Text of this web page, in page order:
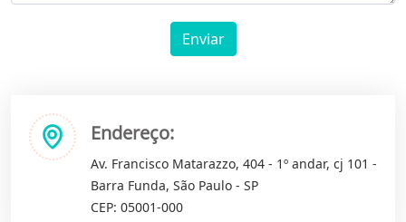
Enviar
Endereço:
Av. Francisco Matarazzo, 404 - 1º andar, cj 101 -
Barra Funda, São Paulo - SP
CEP: 05001-000